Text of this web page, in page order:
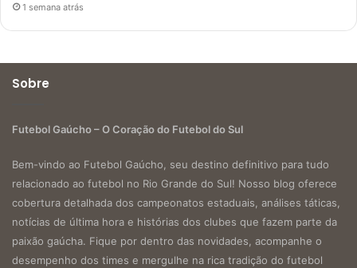
1 semana atrás
Sobre
Futebol Gaúcho – O Coração do Futebol do Sul
Bem-vindo ao Futebol Gaúcho, seu destino definitivo para tudo
relacionado ao futebol no Rio Grande do Sul! Nosso blog oferece
cobertura detalhada dos campeonatos estaduais, análises táticas,
notícias de última hora e histórias dos clubes que fazem parte da
paixão gaúcha. Fique por dentro das novidades, acompanhe o
desempenho dos times e mergulhe na rica tradição do futebol